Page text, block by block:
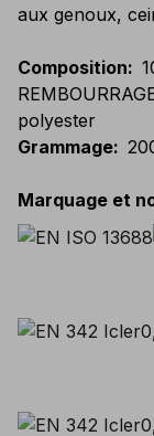
aux genoux,
Composition:
polyester
Grammage:
Marquage et